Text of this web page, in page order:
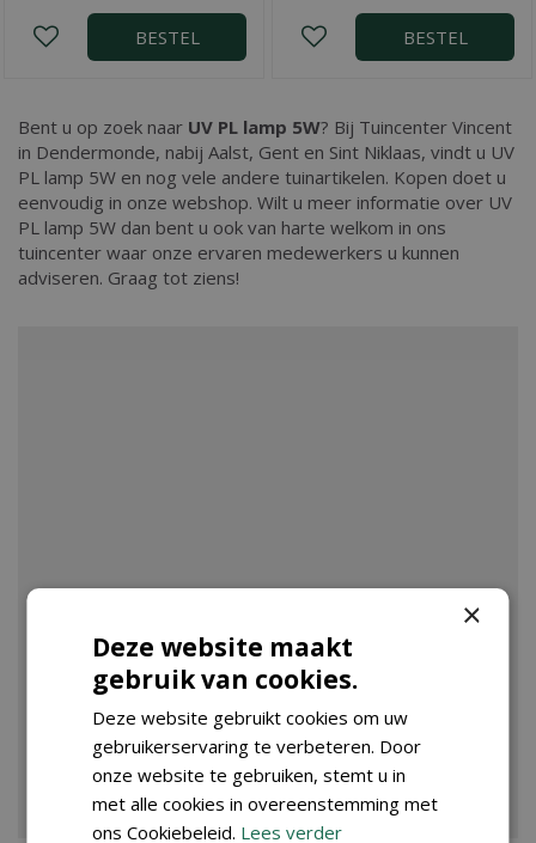
BESTEL BESTEL
Bent u op zoek naar UV PL lamp 5W? Bij Tuincenter Vincent
in Dendermonde, nabij Aalst, Gent en Sint Niklaas, vindt u UV
PL lamp 5W en nog vele andere tuinartikelen. Kopen doet u
eenvoudig in onze webshop. Wilt u meer informatie over UV
PL lamp 5W dan bent u ook van harte welkom in ons
tuincenter waar onze ervaren medewerkers u kunnen
adviseren. Graag tot ziens!
VIJVER
×
Deze website maakt
gebruik van cookies.
Deze website gebruikt cookies om uw
gebruikerservaring te verbeteren. Door
onze website te gebruiken, stemt u in
met alle cookies in overeenstemming met
ons Cookiebeleid. Lees verder